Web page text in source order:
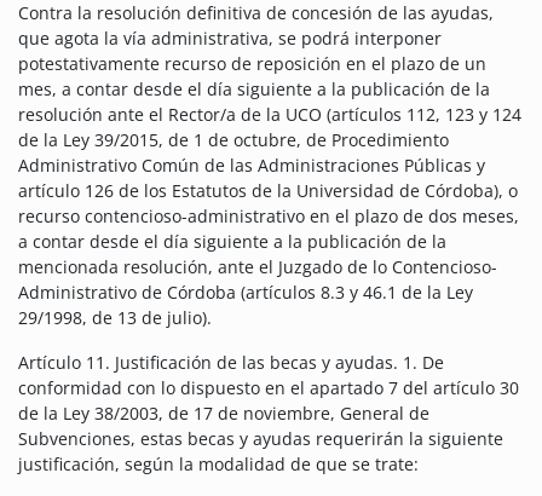
Contra la resolución definitiva de concesión de las ayudas,
que agota la vía administrativa, se podrá interponer
potestativamente recurso de reposición en el plazo de un
mes, a contar desde el día siguiente a la publicación de la
resolución ante el Rector/a de la UCO (artículos 112, 123 y 124
de la Ley 39/2015, de 1 de octubre, de Procedimiento
Administrativo Común de las Administraciones Públicas y
artículo 126 de los Estatutos de la Universidad de Córdoba), o
recurso contencioso-administrativo en el plazo de dos meses,
a contar desde el día siguiente a la publicación de la
mencionada resolución, ante el Juzgado de lo Contencioso-
Administrativo de Córdoba (artículos 8.3 y 46.1 de la Ley
29/1998, de 13 de julio).
Artículo 11. Justificación de las becas y ayudas. 1. De
conformidad con lo dispuesto en el apartado 7 del artículo 30
de la Ley 38/2003, de 17 de noviembre, General de
Subvenciones, estas becas y ayudas requerirán la siguiente
justificación, según la modalidad de que se trate: